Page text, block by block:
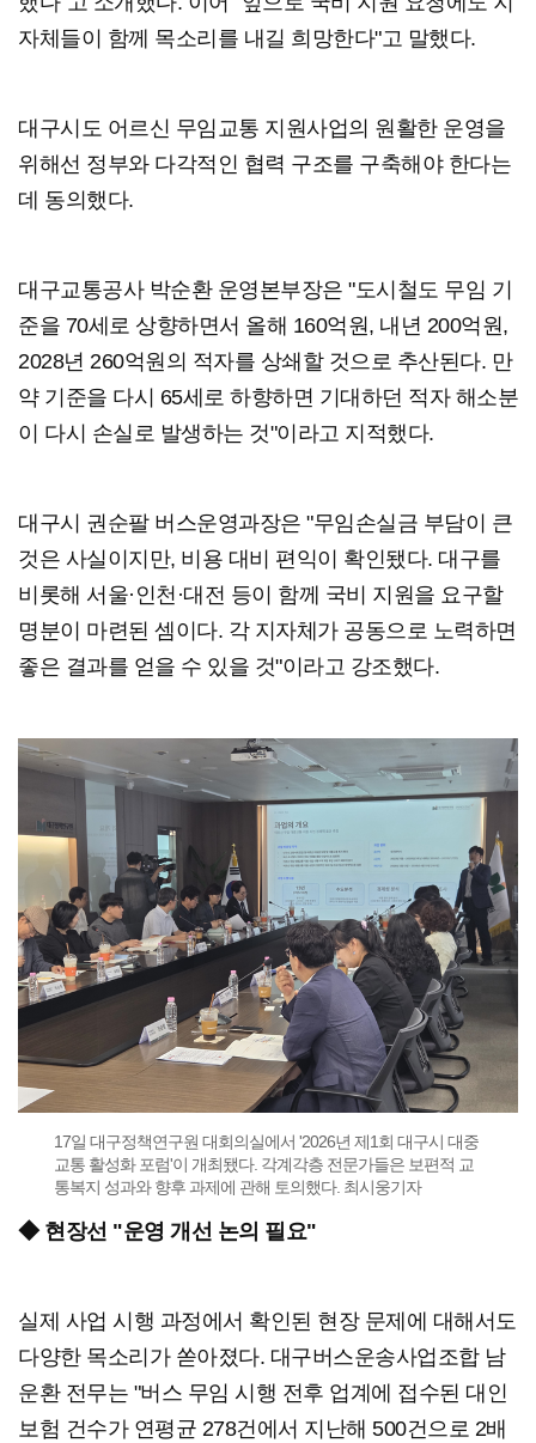
자체들이 함께 목소리를 내길 희망한다"고 말했다.
대구시도 어르신 무임교통 지원사업의 원활한 운영을
위해선 정부와 다각적인 협력 구조를 구축해야 한다는
데 동의했다.
대구교통공사 박순환 운영본부장은 "도시철도 무임 기
준을 70세로 상향하면서 올해 160억원, 내년 200억원,
2028년 260억원의 적자를 상쇄할 것으로 추산된다. 만
약 기준을 다시 65세로 하향하면 기대하던 적자 해소분
이 다시 손실로 발생하는 것"이라고 지적했다.
대구시 권순팔 버스운영과장은 "무임손실금 부담이 큰
것은 사실이지만, 비용 대비 편익이 확인됐다. 대구를
비롯해 서울·인천·대전 등이 함께 국비 지원을 요구할
명분이 마련된 셈이다. 각 지자체가 공동으로 노력하면
좋은 결과를 얻을 수 있을 것"이라고 강조했다.
17일 대구정책연구원 대회의실에서 '2026년 제1회 대구시 대중
교통 활성화 포럼'이 개최됐다. 각계각층 전문가들은 보편적 교
통복지 성과와 향후 과제에 관해 토의했다. 최시웅기자
◆ 현장선 "운영 개선 논의 필요"
실제 사업 시행 과정에서 확인된 현장 문제에 대해서도
다양한 목소리가 쏟아졌다. 대구버스운송사업조합 남
운환 전무는 "버스 무임 시행 전후 업계에 접수된 대인
보험 건수가 연평균 278건에서 지난해 500건으로 2배